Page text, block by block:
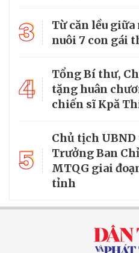
3
Từ căn lều
nuôi 7 con gái
4
Tổng Bí thư,
tặng huân
chiến sĩ Kpă
5
Chủ tịch
Trưởng Ban
MTQG giai
tỉnh